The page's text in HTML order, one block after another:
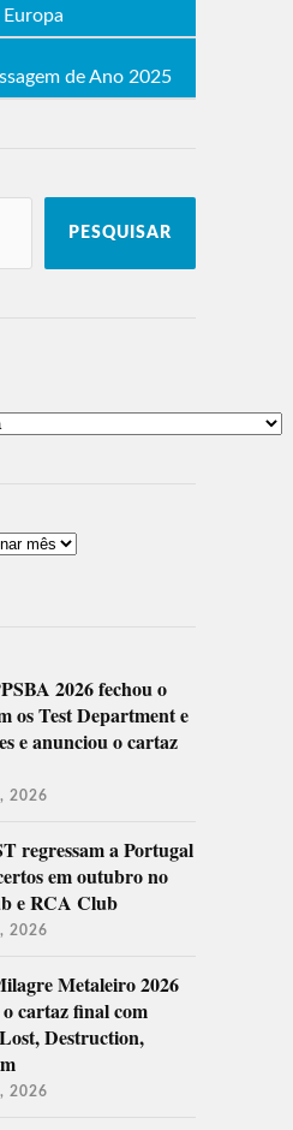
Europa
de Ano 2025
PESQUISAR
2026 fechou o
os Test Department e
e anunciou o cartaz
2026
regressam a Portugal
em outubro no
e RCA Club
2026
Metaleiro 2026
cartaz final com
Destruction,
2026